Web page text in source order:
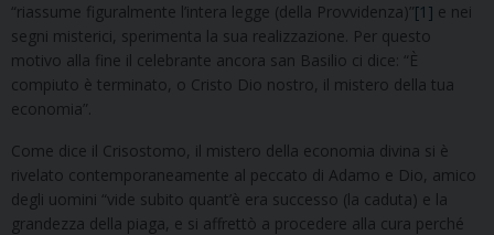
“riassume figuralmente l’intera legge (della Provvidenza)”[1] e nei
segni misterici, sperimenta la sua realizzazione. Per questo
motivo alla fine il celebrante ancora san Basilio ci dice: “È
compiuto è terminato, o Cristo Dio nostro, il mistero della tua
economia”.
Come dice il Crisostomo, il mistero della economia divina si è
rivelato contemporaneamente al peccato di Adamo e Dio, amico
degli uomini “vide subito quant’è era successo (la caduta) e la
grandezza della piaga, e si affrettò a procedere alla cura perché